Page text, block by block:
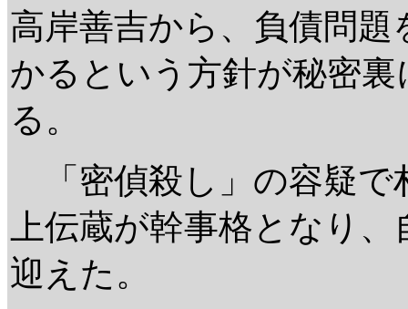
高岸善吉から、負債問
かるという方針が秘密
る。
「密偵殺し」の容疑で
上伝蔵が幹事格となり
迎えた。